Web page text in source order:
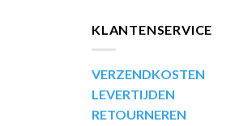
KLANTENSERVICE
VERZENDKOSTEN
LEVERTIJDEN
RETOURNEREN